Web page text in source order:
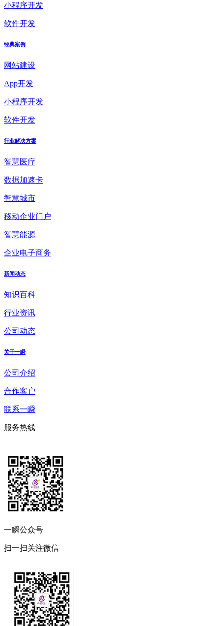
小程序开发
软件开发
经典案例
网站建设
App开发
小程序开发
软件开发
行业解决方案
智慧医疗
数据加速卡
智慧城市
移动企业门户
智慧能源
企业电子商务
新闻动态
知识百科
行业资讯
公司动态
关于一瞬
公司介绍
合作客户
联系一瞬
服务热线
一瞬公众号
扫一扫关注微信